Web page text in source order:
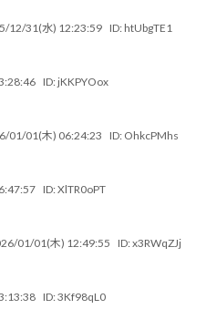
12/31(水) 12:23:59 ID: htUbgTE1
ID: jKKPYOox
01/01(木) 06:24:23 ID: OhkcPMhs
ID:XlTR0oPT
01/01(木) 12:49:55 ID:x3RWqZJj
ID:3Kf98qL0